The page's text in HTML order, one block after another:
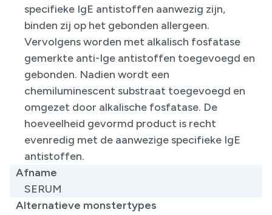
specifieke IgE antistoffen aanwezig zijn,
binden zij op het gebonden allergeen.
Vervolgens worden met alkalisch fosfatase
gemerkte anti-Ige antistoffen toegevoegd en
gebonden. Nadien wordt een
chemiluminescent substraat toegevoegd en
omgezet door alkalische fosfatase. De
hoeveelheid gevormd product is recht
evenredig met de aanwezige specifieke IgE
antistoffen.
Afname
SERUM
Alternatieve monstertypes